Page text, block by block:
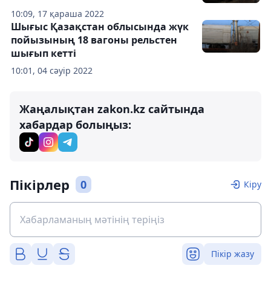
10:09, 17 қараша 2022
10:01, 04 сәуір 2022
Шығыс Қазақстан облысында жүк
пойызының 18 вагоны рельстен
шығып кетті
Жаңалықтан zakon.kz сайтында
хабардар болыңыз:
Пікірлер 0 Кіру
Пікір жазу